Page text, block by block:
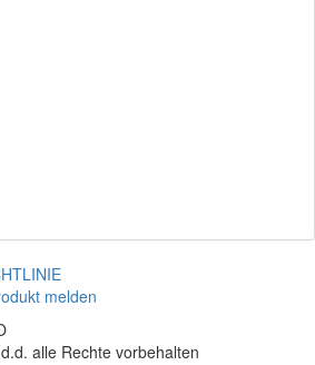
melden
alle Rechte vorbehalten